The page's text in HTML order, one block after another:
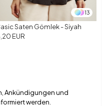
13
Saten Gömlek - Siyah
EUR
Ankündigungen und
werden.